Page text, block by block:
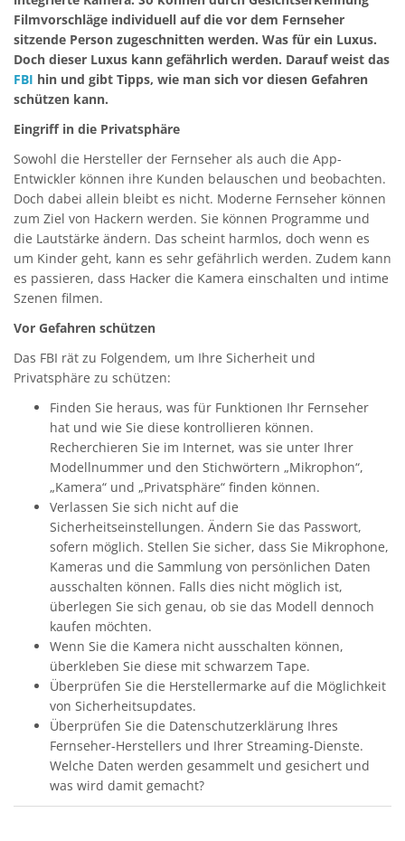
Filmvorschläge individuell auf die vor dem Fernseher
sitzende Person zugeschnitten werden. Was für ein Luxus.
Doch dieser Luxus kann gefährlich werden. Darauf weist das
FBI hin und gibt Tipps, wie man sich vor diesen Gefahren
schützen kann.
Eingriff in die Privatsphäre
Sowohl die Hersteller der Fernseher als auch die App-
Entwickler können ihre Kunden belauschen und beobachten.
Doch dabei allein bleibt es nicht. Moderne Fernseher können
zum Ziel von Hackern werden. Sie können Programme und
die Lautstärke ändern. Das scheint harmlos, doch wenn es
um Kinder geht, kann es sehr gefährlich werden. Zudem kann
es passieren, dass Hacker die Kamera einschalten und intime
Szenen filmen.
Vor Gefahren schützen
Das FBI rät zu Folgendem, um Ihre Sicherheit und
Privatsphäre zu schützen:
Finden Sie heraus, was für Funktionen Ihr Fernseher
hat und wie Sie diese kontrollieren können.
Recherchieren Sie im Internet, was sie unter Ihrer
Modellnummer und den Stichwörtern „Mikrophon“,
„Kamera“ und „Privatsphäre“ finden können.
Verlassen Sie sich nicht auf die
Sicherheitseinstellungen. Ändern Sie das Passwort,
sofern möglich. Stellen Sie sicher, dass Sie Mikrophone,
Kameras und die Sammlung von persönlichen Daten
ausschalten können. Falls dies nicht möglich ist,
überlegen Sie sich genau, ob sie das Modell dennoch
kaufen möchten.
Wenn Sie die Kamera nicht ausschalten können,
überkleben Sie diese mit schwarzem Tape.
Überprüfen Sie die Herstellermarke auf die Möglichkeit
von Sicherheitsupdates.
Überprüfen Sie die Datenschutzerklärung Ihres
Fernseher-Herstellers und Ihrer Streaming-Dienste.
Welche Daten werden gesammelt und gesichert und
was wird damit gemacht?